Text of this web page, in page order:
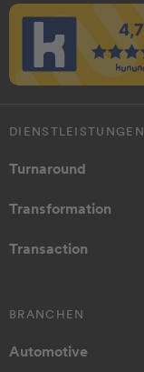
DIENSTLEISTUNGEN
Turnaround
Transformation
Transaction
BRANCHEN
Automotive